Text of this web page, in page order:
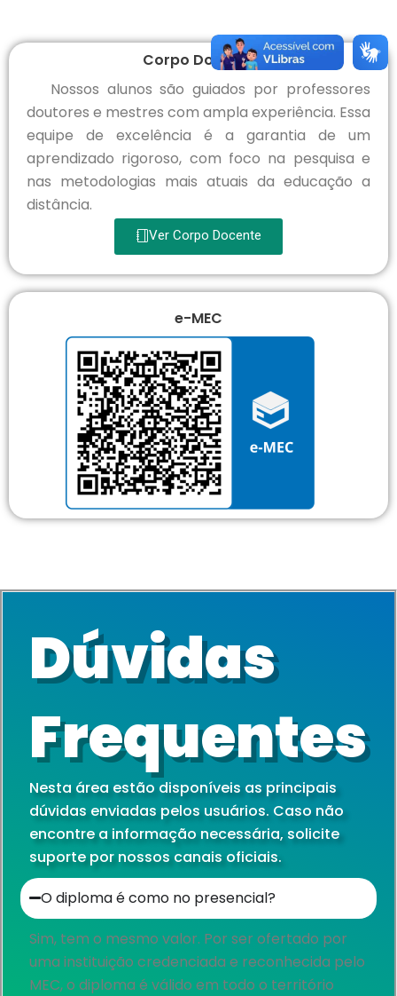
Corpo Docente
Nossos alunos são guiados por professores
doutores e mestres com ampla experiência. Essa
equipe de excelência é a garantia de um
aprendizado rigoroso, com foco na pesquisa e
nas metodologias mais atuais da educação a
distância.
Ver Corpo Docente
e-MEC
Dúvidas
Frequentes
Nesta área estão disponíveis as principais
dúvidas enviadas pelos usuários. Caso não
encontre a informação necessária, solicite
suporte por nossos canais oficiais.
O diploma é como no presencial?​
Sim, tem o mesmo valor. Por ser ofertado por
uma instituição credenciada e reconhecida pelo
MEC, o diploma é válido em todo o território